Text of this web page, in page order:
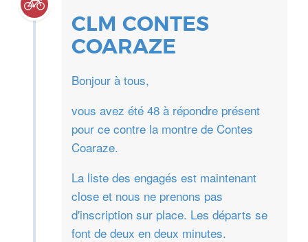
CLM CONTES
COARAZE
Bonjour à tous,
vous avez été 48 à répondre présent
pour ce contre la montre de Contes
Coaraze.
La liste des engagés est maintenant
close et nous ne prenons pas
d'inscription sur place. Les départs se
font de deux en deux minutes.